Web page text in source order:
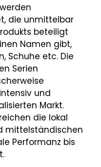
die unmittelbar
beteiligt
Namen gibt,
Schuhe etc. Die
Serien
und
Markt.
die lokal
mittelständischen
Performanz bis